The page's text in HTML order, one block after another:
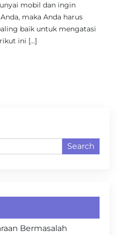
mobil dan ingin
maka Anda harus
baik untuk mengatasi
ini […]
Search
Bermasalah